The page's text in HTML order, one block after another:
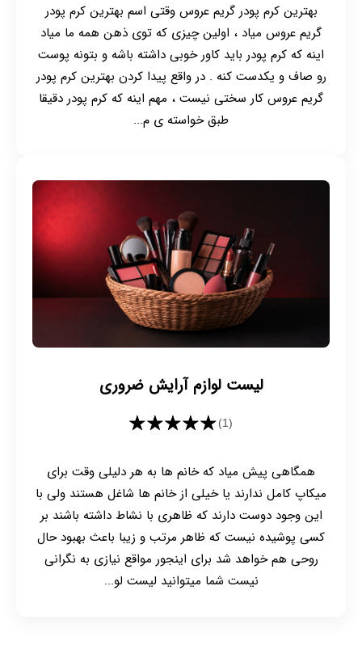
بهترین کرم پودر گریم عروس وقتی اسم بهترین کرم پودر
گریم عروس میاد ، اولین چیزی که توی ذهن همه ما میاد
اینه که کرم پودر باید کاور خوبی داشته باشه و بتونه پوست
رو صاف و یکدست کنه . در واقع پیدا کردن بهترین کرم پودر
گریم عروس کار سختی نیست ، مهم اینه که کرم پودر دقیقا
طبق خواسته ی م...
لیست لوازم آرایش ضروری
★★★★★(1)
همگاهی پیش میاد که خانم ها به هر دلیلی وقت برای
میکاپ کامل ندارند یا خیلی از خانم ها شاغل هستند ولی با
این وجود دوست دارند که ظاهری با نشاط داشته باشند بر
کسی پوشیده نیست که ظاهر مرتب و زیبا باعث بهبود حال
روحی هم خواهد شد برای اینجور مواقع نیازی به نگرانی
نیست شما میتوانید لیست لو...